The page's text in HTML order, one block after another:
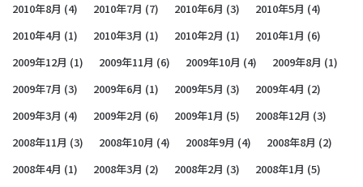
2010年8月 (4) 2010年7月 (7) 2010年6月 (3) 2010年5月 (4)
2010年4月 (1) 2010年3月 (1) 2010年2月 (1) 2010年1月 (6)
2009年12月 (1) 2009年11月 (6) 2009年10月 (4) 2009年8月 (1)
2009年7月 (3) 2009年6月 (1) 2009年5月 (3) 2009年4月 (2)
2009年3月 (4) 2009年2月 (6) 2009年1月 (5) 2008年12月 (3)
2008年11月 (3) 2008年10月 (4) 2008年9月 (4) 2008年8月 (2)
2008年4月 (1) 2008年3月 (2) 2008年2月 (3) 2008年1月 (5)